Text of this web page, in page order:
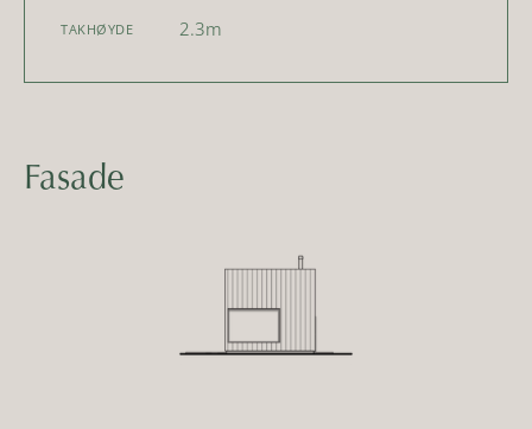
TAKHØYDE 2.3m
Fasade